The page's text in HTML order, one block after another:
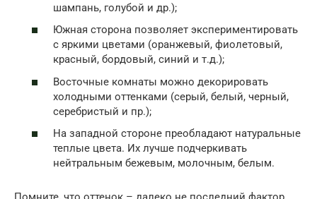
шампань, голубой и др.);
Южная сторона позволяет экспериментировать
с яркими цветами (оранжевый, фиолетовый,
красный, бордовый, синий и т.д.);
Восточные комнаты можно декорировать
холодными оттенками (серый, белый, черный,
серебристый и пр.);
На западной стороне преобладают натуральные
теплые цвета. Их лучше подчеркивать
нейтральным бежевым, молочным, белым.